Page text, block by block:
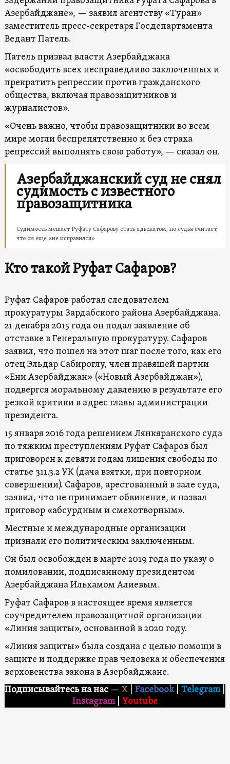
Азербайджане», — заявил агентству «Туран»
заместитель пресс-секретаря Госдепартамента
Ведант Патель.
Патель призвал власти Азербайджана
«освободить всех несправедливо заключенных и
прекратить репрессии против гражданского
общества, включая правозащитников и
журналистов».
«Очень важно, чтобы правозащитники во всем
мире могли беспрепятственно и без страха
репрессий выполнять свою работу», — сказал он.
Азербайджанский суд не снял
судимость с известного
правозащитника
Судимость мешает Руфату Сафарову стать адвокатом, но судья считает,
что он еще «не исправился»
Кто такой Руфат Сафаров?
Руфат Сафаров работал следователем
прокуратуры Зардабского района Азербайджана.
21 декабря 2015 года он подал заявление об
отставке в Генеральную прокуратуру. Сафаров
заявил, что пошел на этот шаг после того, как его
отец Эльдар Сабироглу, член правящей партии
«Ени Азербайджан» («Новый Азербайджан»),
подвергся моральному давлению в результате его
резкой критики в адрес главы администрации
президента.
15 января 2016 года решением Лянкяранского суда
по тяжким преступлениям Руфат Сафаров был
приговорен к девяти годам лишения свободы по
статье 311.3.2 УК (дача взятки, при повторном
совершении). Сафаров, арестованный в зале суда,
заявил, что не принимает обвинение, и назвал
приговор «абсурдным и смехотворным».
Местные и международные организации
признали его политическим заключенным.
Он был освобожден в марте 2019 года по указу о
помиловании, подписанному президентом
Азербайджана Ильхамом Алиевым.
Руфат Сафаров в настоящее время является
соучредителем правозащитной организации
«Линия защиты», основанной в 2020 году.
«Линия защиты» была создана с целью помощи в
защите и поддержке прав человека и обеспечения
верховенства закона в Азербайджане.
Подписывайтесь на нас — X Facebook Telegram|
Instagram
Youtube